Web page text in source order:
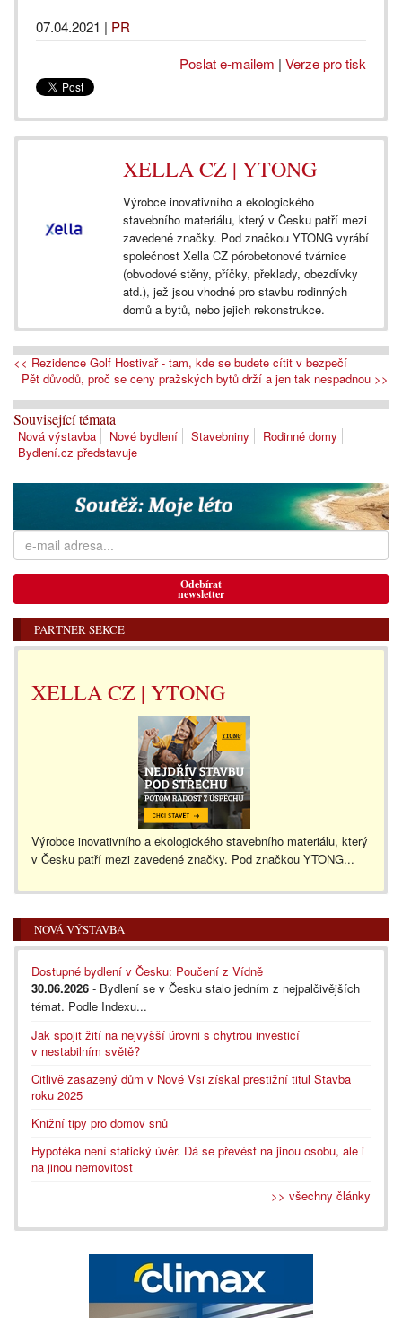
07.04.2021 | PR
Poslat e-mailem | Verze pro tisk
XELLA CZ | YTONG
Výrobce inovativního a ekologického
stavebního materiálu, který v Česku patří mezi
zavedené značky. Pod značkou YTONG vyrábí
společnost Xella CZ pórobetonové tvárnice
(obvodové stěny, příčky, překlady, obezdívky
atd.), jež jsou vhodné pro stavbu rodinných
domů a bytů, nebo jejich rekonstrukce.
<< Rezidence Golf Hostivař - tam, kde se budete cítit v bezpečí
Pět důvodů, proč se ceny pražských bytů drží a jen tak nespadnou >>
Související témata
Nová výstavba Nové bydlení Stavebniny
Rodinné domy
Bydlení.cz představuje
Odebírat
newsletter
PARTNER SEKCE
XELLA CZ | YTONG
Výrobce inovativního a ekologického stavebního materiálu, který
v Česku patří mezi zavedené značky. Pod značkou YTONG...
NOVÁ VÝSTAVBA
Dostupné bydlení v Česku: Poučení z Vídně
30.06.2026 - Bydlení se v Česku stalo jedním z nejpalčivějších
témat. Podle Indexu...
Jak spojit žití na nejvyšší úrovni s chytrou investicí
v nestabilním světě?
Citlivě zasazený dům v Nové Vsi získal prestižní titul Stavba
roku 2025
Knižní tipy pro domov snů
Hypotéka není statický úvěr. Dá se převést na jinou osobu, ale i
na jinou nemovitost
>> všechny články